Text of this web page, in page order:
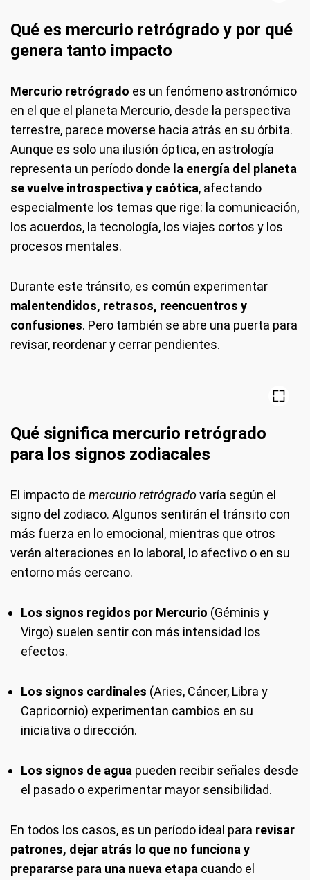
Qué es mercurio retrógrado y por qué
genera tanto impacto
Mercurio retrógrado es un fenómeno astronómico
en el que el planeta Mercurio, desde la perspectiva
terrestre, parece moverse hacia atrás en su órbita.
Aunque es solo una ilusión óptica, en astrología
representa un período donde la energía del planeta
se vuelve introspectiva y caótica, afectando
especialmente los temas que rige: la comunicación,
los acuerdos, la tecnología, los viajes cortos y los
procesos mentales.
Durante este tránsito, es común experimentar
malentendidos, retrasos, reencuentros y
confusiones. Pero también se abre una puerta para
revisar, reordenar y cerrar pendientes.
Qué significa mercurio retrógrado
para los signos zodiacales
El impacto de mercurio retrógradovaría según el
signo del zodiaco. Algunos sentirán el tránsito con
más fuerza en lo emocional, mientras que otros
verán alteraciones en lo laboral, lo afectivo o en su
entorno más cercano.
Los signos regidos por Mercurio (Géminis y
Virgo) suelen sentir con más intensidad los
efectos.
Los signos cardinales (Aries, Cáncer, Libra y
Capricornio) experimentan cambios en su
iniciativa o dirección.
Los signos de agua pueden recibir señales desde
el pasado o experimentar mayor sensibilidad.
En todos los casos, es un período ideal para revisar
patrones, dejar atrás lo que no funciona y
prepararse para una nueva etapa cuando el